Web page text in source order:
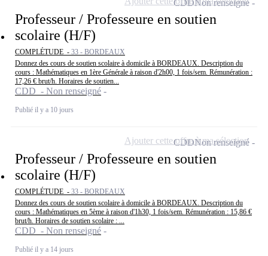
Professeur / Professeure en soutien
scolaire (H/F)
COMPLÉTUDE - 33 - BORDEAUX
Donnez des cours de soutien scolaire à domicile à BORDEAUX. Description du
cours : Mathématiques en 1ère Générale à raison d'2h00, 1 fois/sem. Rémunération :
17,26 € brut/h. Horaires de soutien...
CDD - Non renseigné
Publié il y a 10 jours
CDDNon renseigné
Professeur / Professeure en soutien
scolaire (H/F)
COMPLÉTUDE - 33 - BORDEAUX
Donnez des cours de soutien scolaire à domicile à BORDEAUX. Description du
cours : Mathématiques en 5ème à raison d'1h30, 1 fois/sem. Rémunération : 15,86 €
brut/h. Horaires de soutien scolaire : ...
CDD - Non renseigné
Publié il y a 14 jours
CDDNon renseigné
Ajouter cette offre à ma sélection